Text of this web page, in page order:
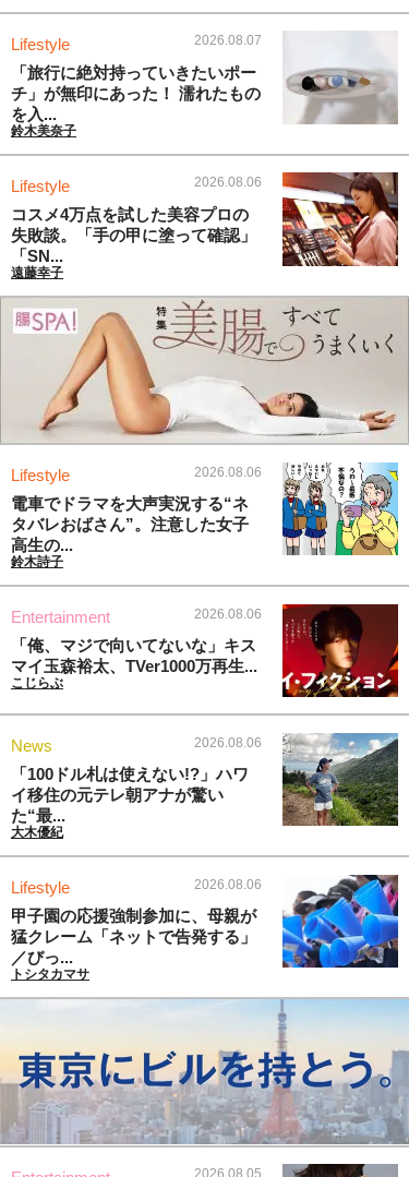
Lifestyle 2026.08.07
「旅行に絶対持っていきたいポー
チ」が無印にあった！ 濡れたもの
を入...
鈴木美奈子
Lifestyle 2026.08.06
コスメ4万点を試した美容プロの
失敗談。「手の甲に塗って確認」
「SN...
遠藤幸子
Lifestyle 2026.08.06
電車でドラマを大声実況する“ネ
タバレおばさん”。注意した女子
高生の...
鈴木詩子
Entertainment 2026.08.06
「俺、マジで向いてないな」キス
マイ玉森裕太、TVer1000万再生...
こじらぶ
News 2026.08.06
「100ドル札は使えない!?」ハワ
イ移住の元テレ朝アナが驚い
た“最...
大木優紀
Lifestyle 2026.08.06
甲子園の応援強制参加に、母親が
猛クレーム「ネットで告発する」
／びっ...
トシタカマサ